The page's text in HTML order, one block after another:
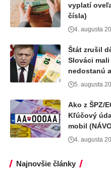
vyplatí
čísla)
4. augusta
Štát zrušil
Slováci
nedostanú
5. augusta
Ako z ŠPZ/
Kľúčový
mobil
4. augusta
Najnovšie články